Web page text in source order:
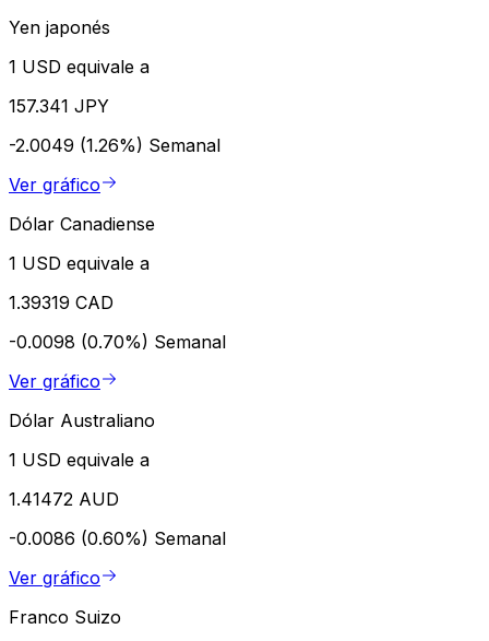
Yen japonés
1 USD equivale a
157.341 JPY
-2.0049 (1.26%) Semanal
Ver gráfico
Dólar Canadiense
1 USD equivale a
1.39319 CAD
-0.0098 (0.70%) Semanal
Ver gráfico
Dólar Australiano
1 USD equivale a
1.41472 AUD
-0.0086 (0.60%) Semanal
Ver gráfico
Franco Suizo